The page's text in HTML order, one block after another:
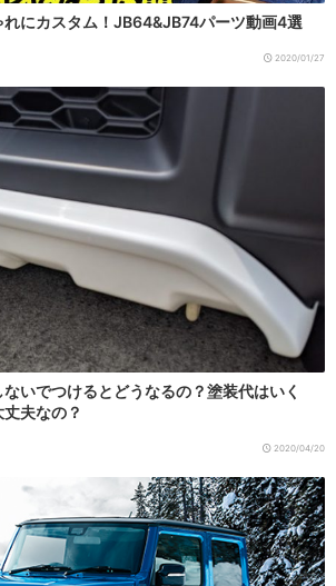
れにカスタム！JB64&JB74パーツ動画4選
2020/01/27
いでつけるとどうなるの？塗装代はいく
夫なの？
2020/04/20